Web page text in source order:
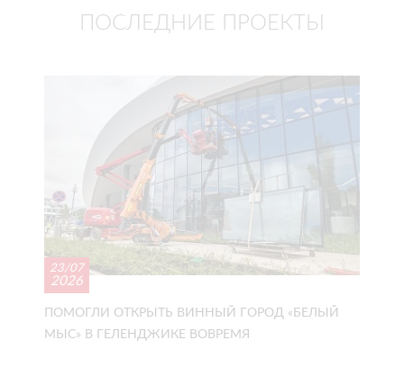
ПОСЛЕДНИЕ ПРОЕКТЫ
23/07
2026
ПОМОГЛИ ОТКРЫТЬ ВИННЫЙ ГОРОД «БЕЛЫЙ
МЫС» В ГЕЛЕНДЖИКЕ ВОВРЕМЯ